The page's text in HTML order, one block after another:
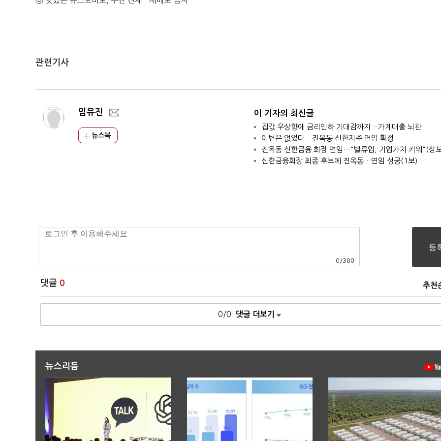
관련기사
임유진
뉴스북
이 기자의 최신글
집값 우상향에 금리인하 기대감까지…가계대출 뇌관
이변은 없었다…진옥동 신한지주 연임 확정
진옥동 신한금융 회장 연임…"밸류업, 기업가치 키워"(상
신한금융회장 최종 후보에 진옥동…연임 성공(1보)
0 /300
댓글 0 추천
0/0 댓글 더보기
뉴스리듬